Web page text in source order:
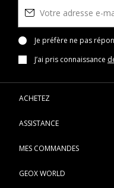
Je préfère ne pas
J’ai pris connaissance
ACHETEZ
ASSISTANCE
MES COMMANDES
GEOX WORLD